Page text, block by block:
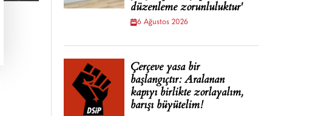
düzenleme zorunluluktur'
6 Ağustos 2026
Çerçeve yasa bir
başlangıçtır: Aralanan
kapıyı birlikte zorlayalım,
barışı büyütelim!